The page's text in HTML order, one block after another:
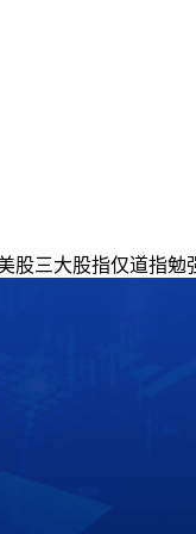
股三大股指仅道指勉